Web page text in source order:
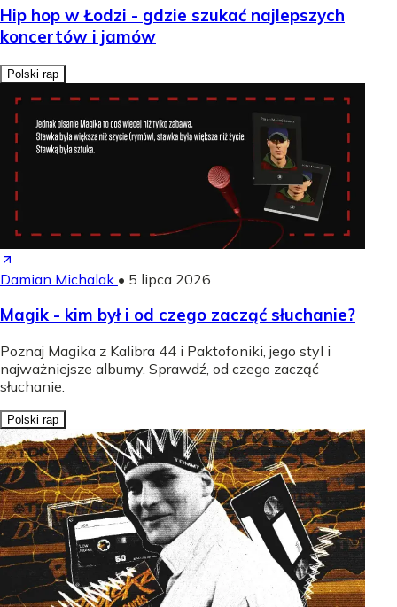
Hip hop w Łodzi - gdzie szukać najlepszych
koncertów i jamów
Polski rap
Damian Michalak • 5 lipca 2026
Magik - kim był i od czego zacząć słuchanie?
Poznaj Magika z Kalibra 44 i Paktofoniki, jego styl i
najważniejsze albumy. Sprawdź, od czego zacząć
słuchanie.
Polski rap